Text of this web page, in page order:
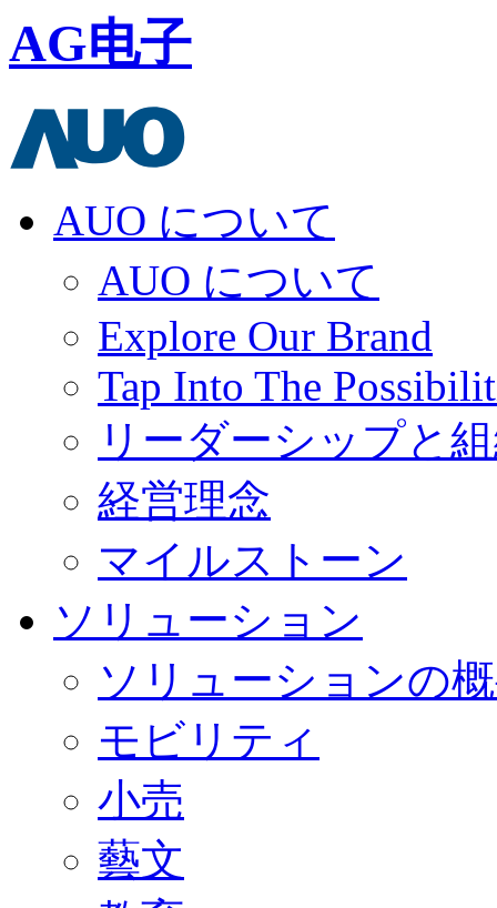
AG电子
AUO について
AUO について
Explore Our Brand
Tap Into The
リーダーシップと
経営理念
マイルストーン
ソリューション
ソリューションの
モビリティ
小売
藝文